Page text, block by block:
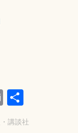
E
m
共
有
・ 講談社